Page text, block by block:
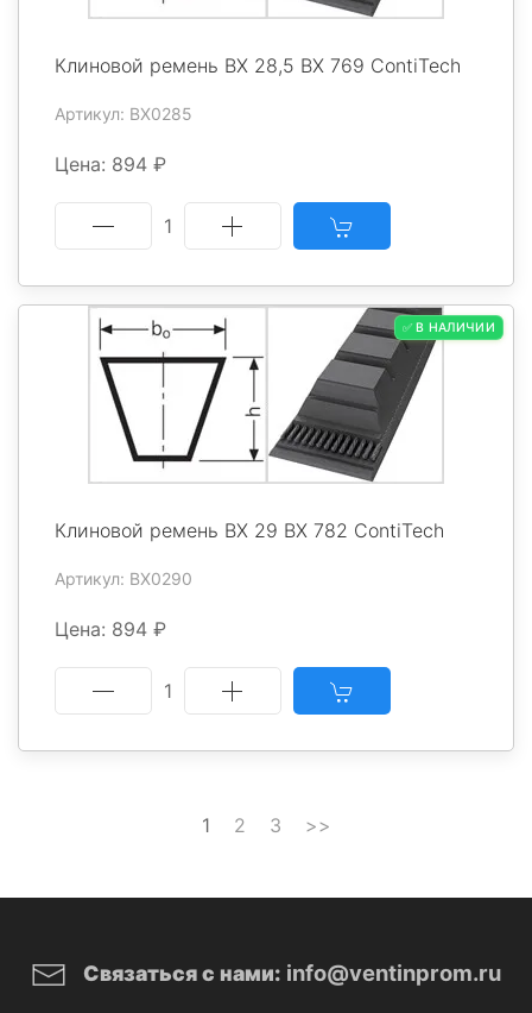
Клиновой ремень BX 28,5 BX 769 ContiTech
Артикул: BX0285
Цена: 894 ₽
1
✅ В НАЛИЧИИ
Клиновой ремень BX 29 BX 782 ContiTech
Артикул: BX0290
Цена: 894 ₽
1
1 2 3 >>
Связаться с нами: info@ventinprom.ru